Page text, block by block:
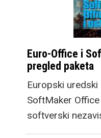
Euro-Office i
pregled paketa
Europski
SoftMaker
softverski